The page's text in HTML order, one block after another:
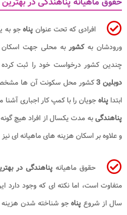
افرادی که تحت عنوان پناهجو به
ورودشان بهکشوربه محلی جهت اسکان
چندین کشور درخواست خود را ثبت کرده
دوبلین 3 کشور محل سکونت آن ها
ابتداپناهجویان را با کمپ کار اجباری
پناهندگیبه مدت یکسال از افراد هیچ
و علاوه بر اسکان هزینه های ماهیانه ای
حقوق ماهیانه پناهندگی در
متفاوت است، اما نکته ای که وجود دارد
سال از شروع پناهجو شناخته شدن هزینه